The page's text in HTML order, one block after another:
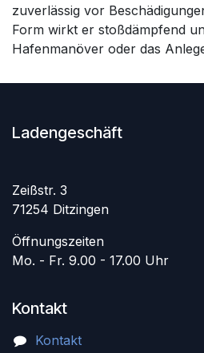
zuverlässig vor
Form wirkt er stoßdämpfend
Hafenmanöver oder das
Ladengeschäft
Zeißstr. 3
71254 Ditzingen
Öffnungszeiten
Mo. - Fr. 9.00 - 17.00 Uhr
Kontakt
Kontakt